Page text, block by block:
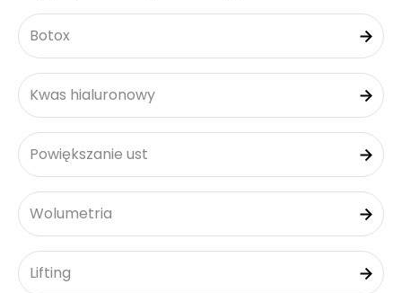
Botox
Kwas hialuronowy
Powiększanie ust
Wolumetria
Lifting